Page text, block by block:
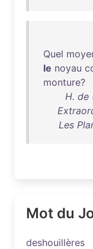
Quel
le noyau
monture?
H. de
Les
Mot du
deshouillères